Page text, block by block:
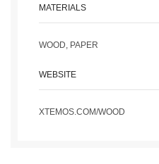
MATERIALS
WOOD, PAPER
WEBSITE
XTEMOS.COM/WOOD